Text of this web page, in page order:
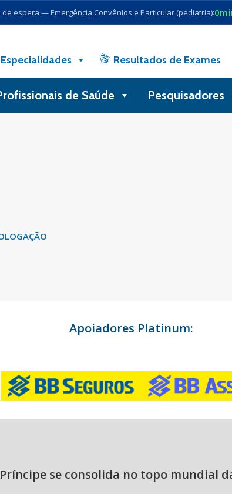
de espera — Emergência Convênios e Particular (pediatria):
Especialidades Resultados de Exames
Busca
de Saúde Pesquisadores
Apoiadores Platinum:
se consolida no topo mundial